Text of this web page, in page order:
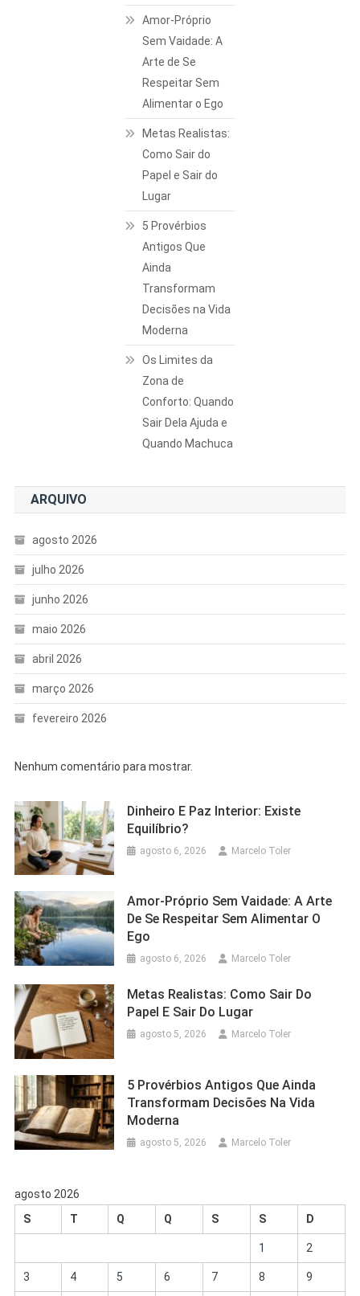
Amor-Próprio
Sem Vaidade: A
Arte de Se
Respeitar Sem
Alimentar o Ego
Metas Realistas:
Como Sair do
Papel e Sair do
Lugar
5 Provérbios
Antigos Que
Ainda
Transformam
Decisões na Vida
Moderna
Os Limites da
Zona de
Conforto: Quando
Sair Dela Ajuda e
Quando Machuca
ARQUIVO
agosto 2026
julho 2026
junho 2026
maio 2026
abril 2026
março 2026
fevereiro 2026
Nenhum comentário para mostrar.
Dinheiro E Paz Interior: Existe
Equilíbrio?
agosto 6, 2026 Marcelo Toler
Amor-Próprio Sem Vaidade: A Arte
De Se Respeitar Sem Alimentar O
Ego
agosto 6, 2026 Marcelo Toler
Metas Realistas: Como Sair Do
Papel E Sair Do Lugar
agosto 5, 2026 Marcelo Toler
5 Provérbios Antigos Que Ainda
Transformam Decisões Na Vida
Moderna
agosto 5, 2026 Marcelo Toler
agosto 2026
S
T Q Q S S D
1 2
3 4 5 6 7 8 9